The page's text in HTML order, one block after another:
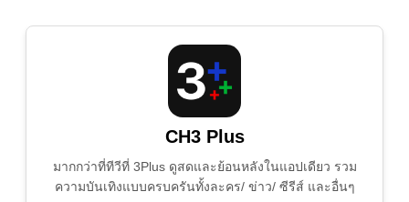
CH3 Plus
มากกว่าที่ทีวีที่ 3Plus ดูสดและย้อนหลังในแอปเดียว รวม
ความบันเทิงแบบครบครันทั้งละคร/ ข่าว/ ซีรีส์ และอื่นๆ